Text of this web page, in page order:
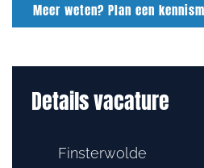
Meer weten? Plan een
Details vacature
Finsterwolde